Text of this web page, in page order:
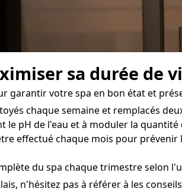
sa durée de
votre spa en bon état et
chaque semaine et remplacés
le pH de l'eau et à moduler la
effectué chaque mois pour
du spa chaque trimestre selon
n'hésitez pas à référer à les